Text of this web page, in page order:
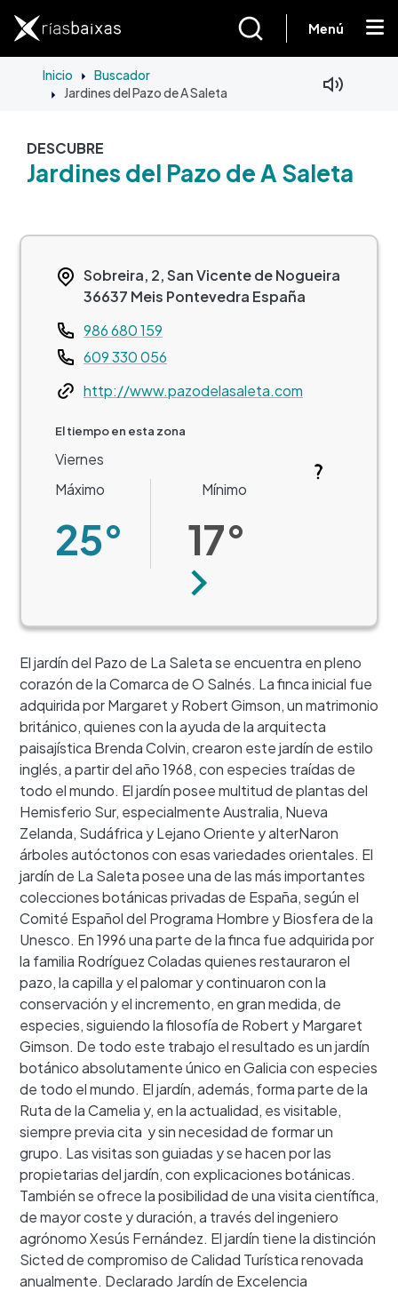
Menú
Inicio Buscador
Jardines del Pazo de A Saleta
DESCUBRE
Jardines del Pazo de A Saleta
Sobreira, 2, San Vicente de Nogueira
36637 Meis Pontevedra España
Teléfono
986 680 159
609 330 056
Webhttp://www.pazodelasaleta.com
El tiempo en esta zona
Viernes
Máximo
25°
Mínimo
17°
Siguiente
El jardín del Pazo de La Saleta se encuentra en pleno
corazón de la Comarca de O Salnés. La finca inicial fue
adquirida por Margaret y Robert Gimson, un matrimonio
británico, quienes con la ayuda de la arquitecta
paisajística Brenda Colvin, crearon este jardín de estilo
inglés, a partir del año 1968, con especies traídas de
todo el mundo. El jardín posee multitud de plantas del
Hemisferio Sur, especialmente Australia, Nueva
Zelanda, Sudáfrica y Lejano Oriente y alterNaron
árboles autóctonos con esas variedades orientales. El
jardín de La Saleta posee una de las más importantes
colecciones botánicas privadas de España, según el
Comité Español del Programa Hombre y Biosfera de la
Unesco. En 1996 una parte de la finca fue adquirida por
la familia Rodríguez Coladas quienes restauraron el
pazo, la capilla y el palomar y continuaron con la
conservación y el incremento, en gran medida, de
especies, siguiendo la filosofía de Robert y Margaret
Gimson. De todo este trabajo el resultado es un jardín
botánico absolutamente único en Galicia con especies
de todo el mundo. El jardín, además, forma parte de la
Ruta de la Camelia y, en la actualidad, es visitable,
siempre previa cita y sin necesidad de formar un
grupo. Las visitas son guiadas y se hacen por las
propietarias del jardín, con explicaciones botánicas.
También se ofrece la posibilidad de una visita científica,
de mayor coste y duración, a través del ingeniero
agrónomo Xesús Fernández. El jardín tiene la distinción
Sicted de compromiso de Calidad Turística renovada
anualmente. Declarado Jardín de Excelencia